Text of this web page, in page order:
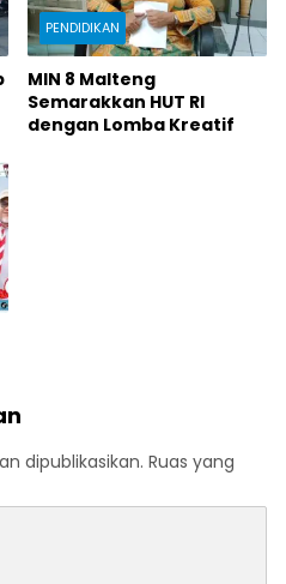
PENDIDIKAN
MIN 8 Malteng
Semarakkan HUT RI
dengan Lomba Kreatif
dipublikasikan. Ruas yang